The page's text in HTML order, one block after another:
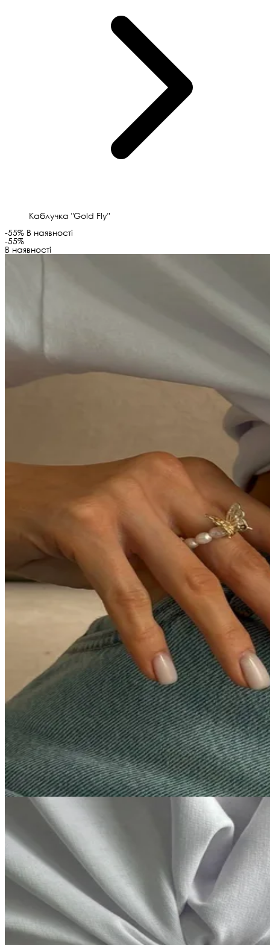
Каблучка "Gold Fly"
-55% В наявності
-55%
В наявності